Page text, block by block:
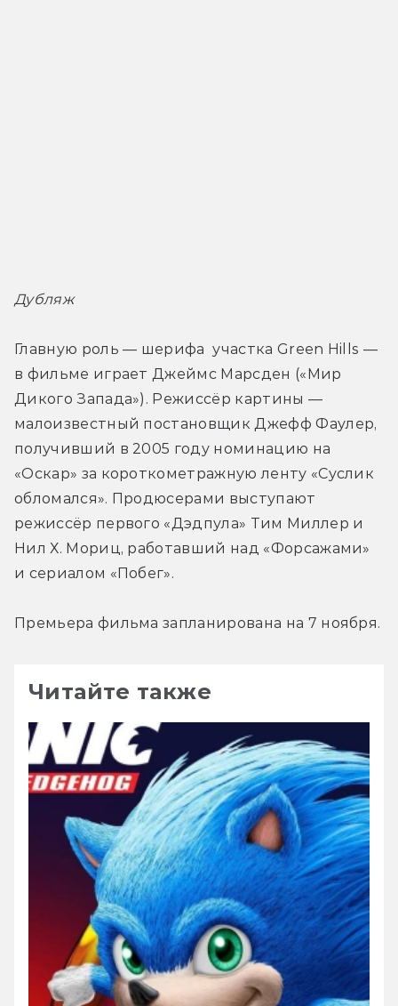
Дубляж
Главную роль — шерифа  участка Green Hills —
в фильме играет Джеймс Марсден («Мир
Дикого Запада»). Режиссёр картины —
малоизвестный постановщик Джефф Фаулер,
получивший в 2005 году номинацию на
«Оскар» за короткометражную ленту «Суслик
обломался». Продюсерами выступают
режиссёр первого «Дэдпула» Тим Миллер и
Нил Х. Мориц, работавший над «Форсажами»
и сериалом «Побег».
Премьера фильма запланирована на 7 ноября.
Читайте также